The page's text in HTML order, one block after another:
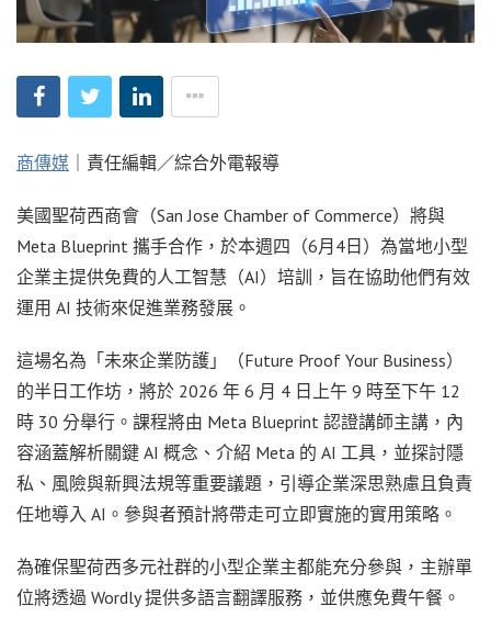
商傳媒 ｜責任編輯／綜合外電報導
美國聖荷西商會（San Jose Chamber of Commerce）將與
Meta Blueprint 攜手合作，於本週四（6月4日）為當地小型
企業主提供免費的人工智慧（AI）培訓，旨在協助他們有效
運用 AI 技術來促進業務發展。
這場名為「未來企業防護」（Future Proof Your Business）
的半日工作坊，將於 2026 年 6 月 4 日上午 9 時至下午 12
時 30 分舉行。課程將由 Meta Blueprint 認證講師主講，內
容涵蓋解析關鍵 AI 概念、介紹 Meta 的 AI 工具，並探討隱
私、風險與新興法規等重要議題，引導企業深思熟慮且負責
任地導入 AI。參與者預計將帶走可立即實施的實用策略。
為確保聖荷西多元社群的小型企業主都能充分參與，主辦單
位將透過 Wordly 提供多語言翻譯服務，並供應免費午餐。